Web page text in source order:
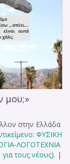
μου;»
στην Ελλάδα
ΦΥΣΙΚΗ
ΛΟΓΟΤΕΧΝΙΑ
τους νέους). |